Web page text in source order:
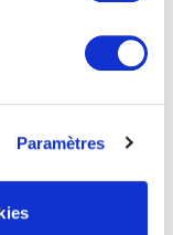
Paramètres